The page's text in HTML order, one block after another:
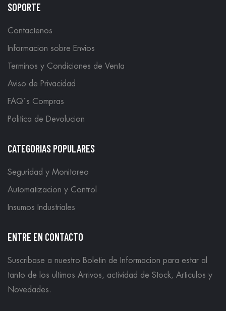
SOPORTE
Contactenos
Informacion sobre Envios
Terminos y Condiciones de Venta
Aviso de Privacidad
FAQ´s Compras
Politica de Devolucion
CATEGORIAS POPULARES
Seguridad y Monitoreo
Automatizacion y Control
Insumos Industriales
ENTRE EN CONTACTO
Suscribase a nuestro Boletin de Informacion para estar al
tanto de los ultimos Arrivos, actividad de Stock, Articulos y
Novedades.